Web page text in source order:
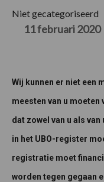
Niet gecategoriseerd
11 februari 2020
Wij kunnen er niet een
meesten van u moeten
dat zowel van u als
in het UBO-register
registratie moet
worden tegen gegaan